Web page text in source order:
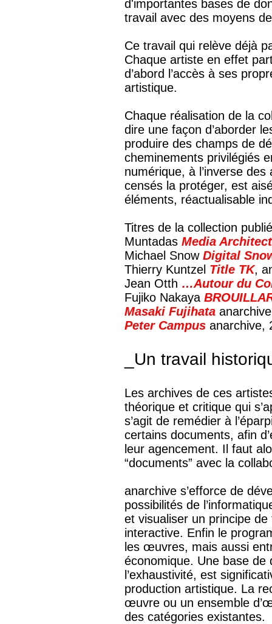
d'importantes bases de
travail avec des moyens
Ce travail qui relève déjà
Chaque artiste en effet
d’abord l’accès à ses
artistique.
Chaque réalisation de la
dire une façon d’aborder
produire des champs de
cheminements privilégiés
numérique, à l’inverse
censés la protéger, est
éléments, réactualisable
Titres de la collection
Muntadas Media
Michael Snow Digital
Thierry Kuntzel Title TK,
Jean Otth …Autour du
Fujiko Nakaya
Masaki Fujihata
Peter Campus anarchive,
_Un travail
Les archives de ces
théorique et critique qui
s’agit de remédier à
certains documents, afin
leur agencement. Il faut
“documents” avec la
anarchive s’efforce de
possibilités de
et visualiser un principe
interactive. Enfin le
les œuvres, mais aussi
économique. Une base
l’exhaustivité, est
production artistique. La
œuvre ou un ensemble
des catégories existantes.